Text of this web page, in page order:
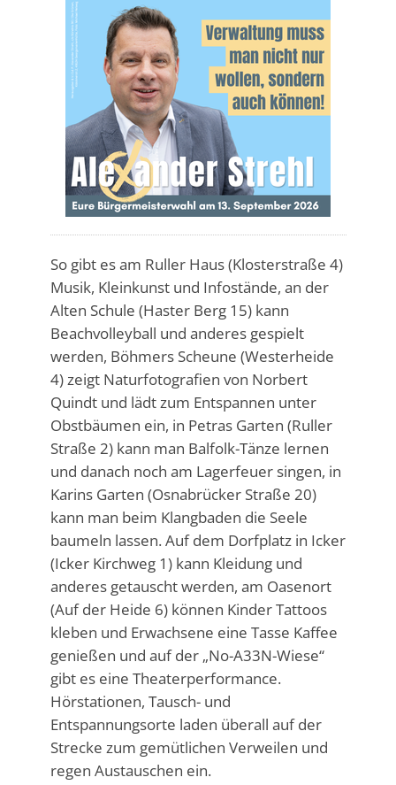
So gibt es am Ruller Haus (Klosterstraße 4)
Musik, Kleinkunst und Infostände, an der
Alten Schule (Haster Berg 15) kann
Beachvolleyball und anderes gespielt
werden, Böhmers Scheune (Westerheide
4) zeigt Naturfotografien von Norbert
Quindt und lädt zum Entspannen unter
Obstbäumen ein, in Petras Garten (Ruller
Straße 2) kann man Balfolk-Tänze lernen
und danach noch am Lagerfeuer singen, in
Karins Garten (Osnabrücker Straße 20)
kann man beim Klangbaden die Seele
baumeln lassen. Auf dem Dorfplatz in Icker
(Icker Kirchweg 1) kann Kleidung und
anderes getauscht werden, am Oasenort
(Auf der Heide 6) können Kinder Tattoos
kleben und Erwachsene eine Tasse Kaffee
genießen und auf der „No-A33N-Wiese“
gibt es eine Theaterperformance.
Hörstationen, Tausch- und
Entspannungsorte laden überall auf der
Strecke zum gemütlichen Verweilen und
regen Austauschen ein.